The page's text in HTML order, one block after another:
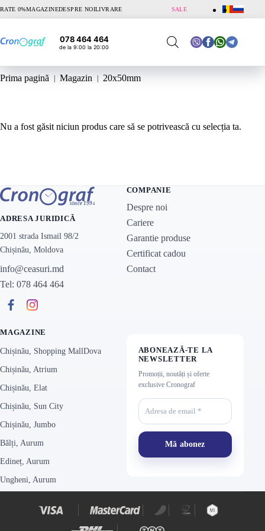
RATE 0%MAGAZINEDESPRE NOILIVRARE SALE
078 464 464
de la 9:00 la 20:00
Prima pagină Magazin 20x50mm
Nu a fost găsit niciun produs care să se potrivească cu selecția ta.
ADRESA JURIDICĂ
2001 strada Ismail 98/2
Chișinău, Moldova
info@ceasuri.md
Tel: 078 464 464
COMPANIE
Despre noi
Cariere
Garantie produse
Certificat cadou
Contact
MAGAZINE
Chișinău, Shopping MallDova
Chișinău, Atrium
Chișinău, Elat
Chișinău, Sun City
Chișinău, Jumbo
Bălți, Aurum
Edineț, Aurum
Ungheni, Aurum
ABONEAZĂ-TE LA
NEWSLETTER
Promoții, noutăți și oferte
exclusive Cronograf